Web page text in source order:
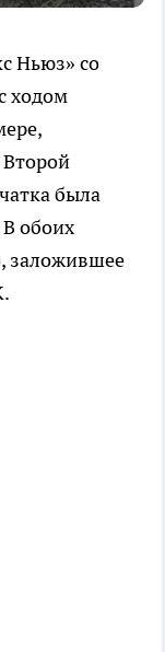
Ньюз» со
ходом
была
обоих
заложившее